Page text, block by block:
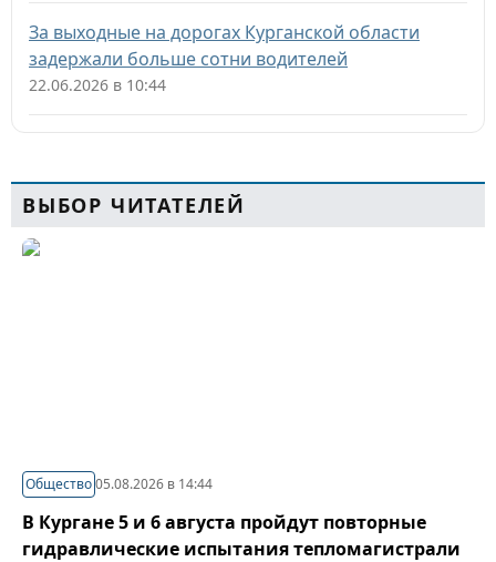
За выходные на дорогах Курганской области
задержали больше сотни водителей
22.06.2026 в 10:44
ВЫБОР ЧИТАТЕЛЕЙ
Общество05.08.2026 в 14:44
В Кургане 5 и 6 августа пройдут повторные
гидравлические испытания тепломагистрали